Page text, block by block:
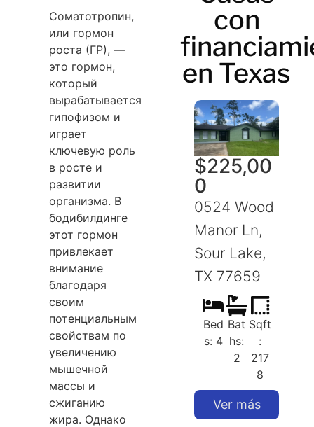
Соматотропин,
или гормон
роста (ГР), —
это гормон,
который
вырабатывается
гипофизом и
играет
ключевую роль
в росте и
развитии
организма. В
бодибилдинге
этот гормон
привлекает
внимание
благодаря
своим
потенциальным
свойствам по
увеличению
мышечной
массы и
сжиганию
жира. Однако
con
en Texas
$225,00
0
0524 Wood
Manor Ln,
Sour Lake,
TX 77659
Bed
s: 4
Bat
hs:
2
Sqft
:
217
8
Ver más